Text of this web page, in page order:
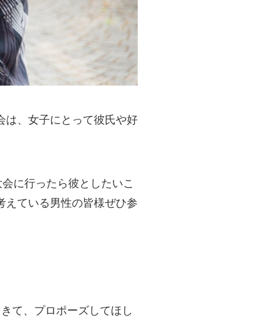
は、女子にとって彼氏や好
に行ったら彼としたいこ
えている男性の皆様ぜひ参
て、プロポーズしてほし